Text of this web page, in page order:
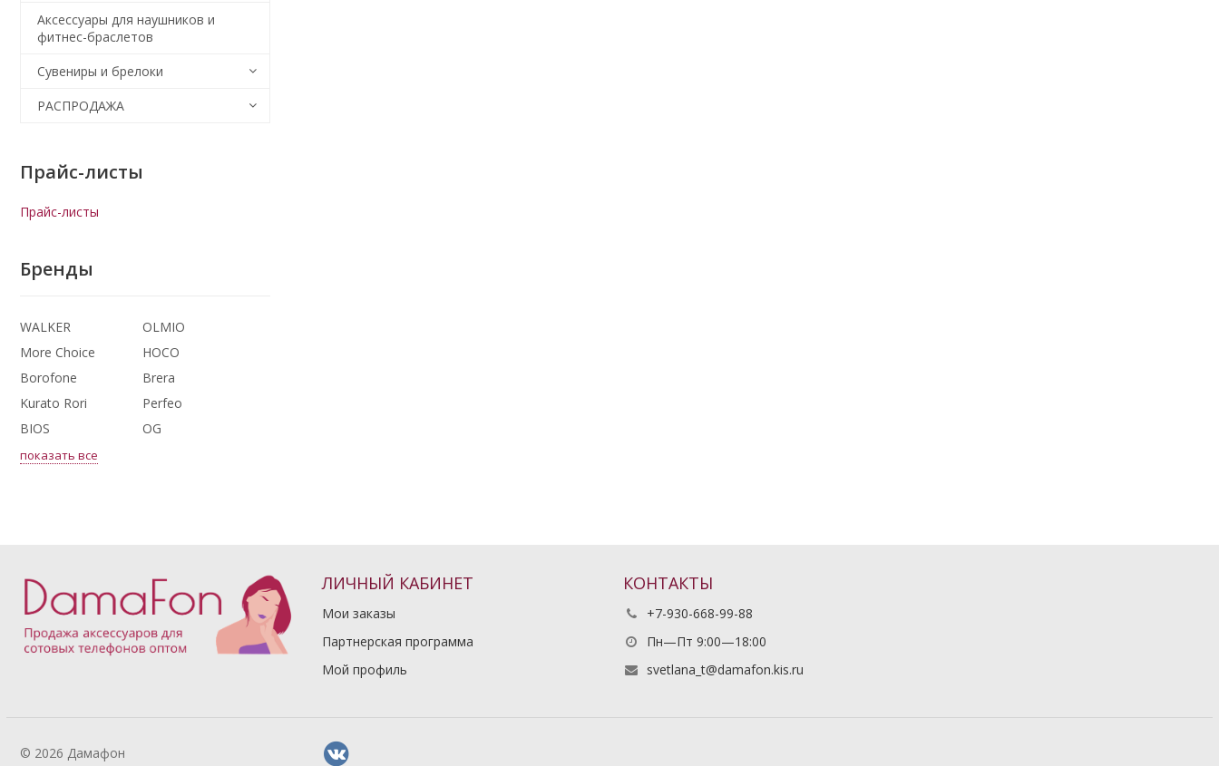
Аксессуары для наушников и
фитнес-браслетов
Сувениры и брелоки
РАСПРОДАЖА
Прайс-листы
Прайс-листы
Бренды
WALKER
OLMIO
More Choice
HOCO
Borofone
Brera
Kurato Rori
Perfeo
BIOS
OG
показать все
ЛИЧНЫЙ КАБИНЕТ
Мои заказы
Партнерская программа
Мой профиль
КОНТАКТЫ
+7-930-668-99-88
Пн—Пт 9:00—18:00
svetlana_t@damafon.kis.ru
© 2026 Дамафон